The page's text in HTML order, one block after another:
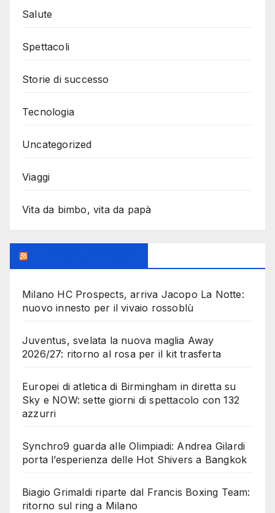
Salute
Spettacoli
Storie di successo
Tecnologia
Uncategorized
Viaggi
Vita da bimbo, vita da papà
Milano HC Prospects, arriva Jacopo La Notte:
nuovo innesto per il vivaio rossoblù
Juventus, svelata la nuova maglia Away
2026/27: ritorno al rosa per il kit trasferta
Europei di atletica di Birmingham in diretta su
Sky e NOW: sette giorni di spettacolo con 132
azzurri
Synchro9 guarda alle Olimpiadi: Andrea Gilardi
porta l’esperienza delle Hot Shivers a Bangkok
Biagio Grimaldi riparte dal Francis Boxing Team:
ritorno sul ring a Milano